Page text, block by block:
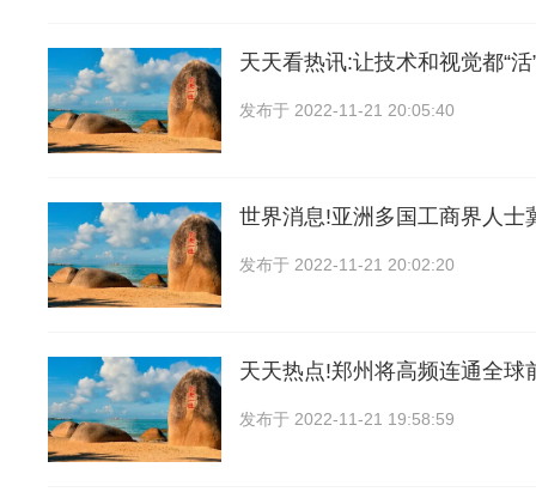
天天看热讯:让技术和视觉都“
发布于 2022-11-21 20:05:40
世界消息!亚洲多国工商界人士
发布于 2022-11-21 20:02:20
天天热点!郑州将高频连通全球
发布于 2022-11-21 19:58:59